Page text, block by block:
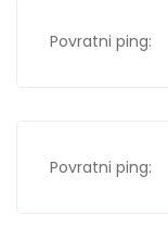
Povratni ping:
Povratni ping: